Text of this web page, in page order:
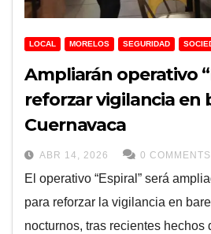
LOCAL MORELOS SEGURIDAD
Ampliarán operativo
reforzar vigilancia en
Cuernavaca
ABR 14, 2026 0 COMMENTS
El operativo “Espiral” será
para reforzar la vigilancia en
nocturnos, tras recientes hechos